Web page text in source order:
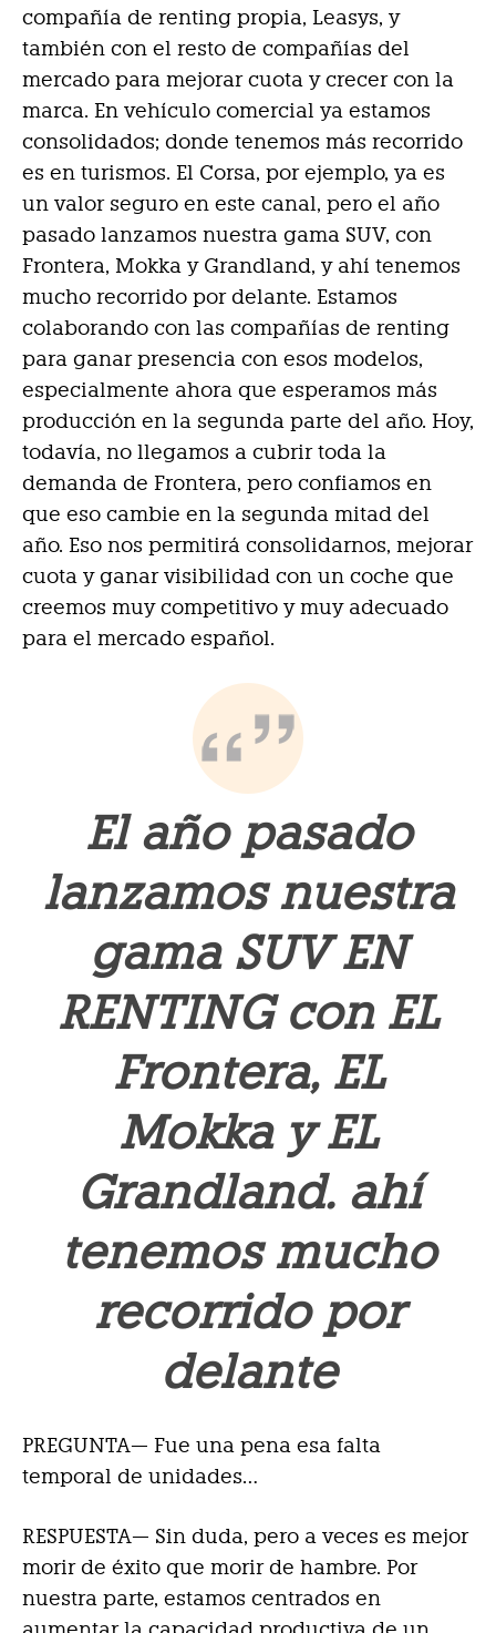
compañía de renting propia, Leasys, y
también con el resto de compañías del
mercado para mejorar cuota y crecer con la
marca. En vehículo comercial ya estamos
consolidados; donde tenemos más recorrido
es en turismos. El Corsa, por ejemplo, ya es
un valor seguro en este canal, pero el año
pasado lanzamos nuestra gama SUV, con
Frontera, Mokka y Grandland, y ahí tenemos
mucho recorrido por delante. Estamos
colaborando con las compañías de renting
para ganar presencia con esos modelos,
especialmente ahora que esperamos más
producción en la segunda parte del año. Hoy,
todavía, no llegamos a cubrir toda la
demanda de Frontera, pero confiamos en
que eso cambie en la segunda mitad del
año. Eso nos permitirá consolidarnos, mejorar
cuota y ganar visibilidad con un coche que
creemos muy competitivo y muy adecuado
para el mercado español.
El año pasado
lanzamos nuestra
gama SUV EN
RENTING con EL
Frontera, EL
Mokka y EL
Grandland. ahí
tenemos mucho
recorrido por
delante
PREGUNTA— Fue una pena esa falta
temporal de unidades…
RESPUESTA— Sin duda, pero a veces es mejor
morir de éxito que morir de hambre. Por
nuestra parte, estamos centrados en